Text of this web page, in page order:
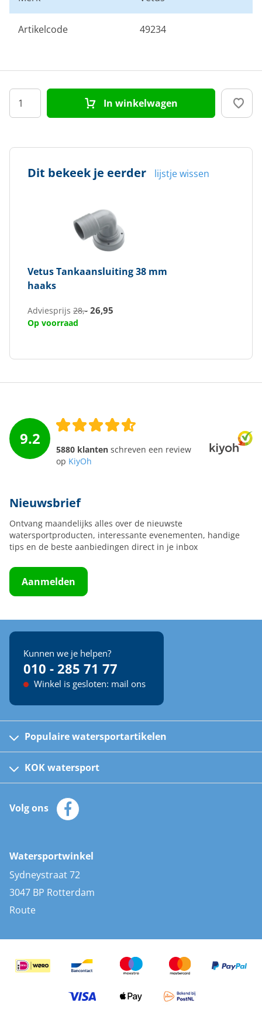
Artikelcode 49234
In winkelwagen
Dit bekeek je eerder lijstje wissen
VetusTankaansluiting 38 mm
haaks
Adviesprijs 28,- 26,95
Op voorraad
9.2
5880 klanten schreven een review
op KiyOh
Nieuwsbrief
Ontvang maandelijks alles over de nieuwste
watersportproducten, interessante evenementen, handige
tips en de beste aanbiedingen direct in je inbox
Aanmelden
Kunnen we je helpen?
010 - 285 71 77
Winkel is gesloten: mail ons
Populaire watersportartikelen
Kinder reddingsvesten
Automatische reddingsvesten
Zeilkleding
Zonnepanelen
AIS transponders
Stootwillen en fenders
Bootkussens
Zwemtrappen
KOK watersport
Klantenservice
Merken
Volg ons
Watersportwinkel
Sydneystraat 72
3047 BP Rotterdam
Route